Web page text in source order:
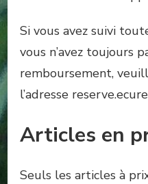
Si vous avez suivi
vous n’avez toujours
remboursement,
l’adresse
Articles en
Seuls les articles à